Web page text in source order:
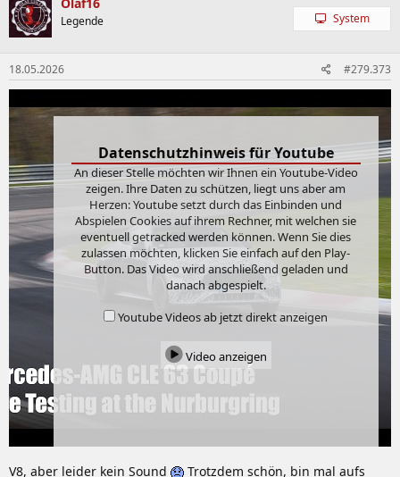
t
i
o
n
e
n
Legende System
18.05.2026 #279.373
Datenschutzhinweis für Youtube
An dieser Stelle möchten wir Ihnen ein Youtube-Video
zeigen. Ihre Daten zu schützen, liegt uns aber am
Herzen: Youtube setzt durch das Einbinden und
Abspielen Cookies auf ihrem Rechner, mit welchen sie
eventuell getracked werden können. Wenn Sie dies
zulassen möchten, klicken Sie einfach auf den Play-
Button. Das Video wird anschließend geladen und
danach abgespielt.
Youtube Videos ab jetzt direkt anzeigen
Video anzeigen
V8, aber leider kein Sound Trotzdem schön, bin mal aufs